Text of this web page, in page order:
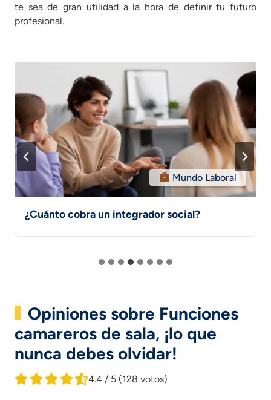
te sea de gran utilidad a la hora de definir tu futuro
profesional.
Mundo Laboral
¿Cuánto cobra un integrador social?
Opiniones sobre Funciones
camareros de sala, ¡lo que
nunca debes olvidar!
4.4 / 5 (128 votos)